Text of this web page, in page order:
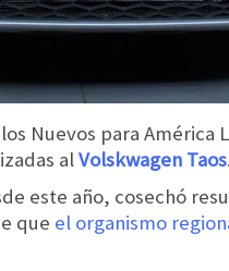
Nuevos para
alVolskwagen Taos.
este año, cosechó
que el organismo